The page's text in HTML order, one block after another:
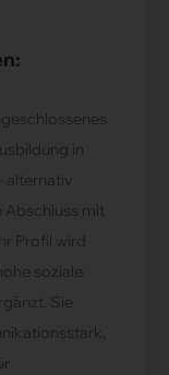
in
alternativ
Abschluss mit
Profil wird
soziale
Sie